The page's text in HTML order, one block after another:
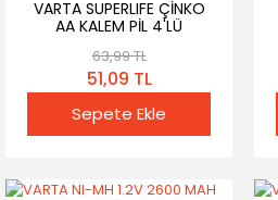
VARTA SUPERLIFE ÇİNKO
AA KALEM PİL 4'LÜ
63,99 TL
51,09 TL
Sepete Ekle